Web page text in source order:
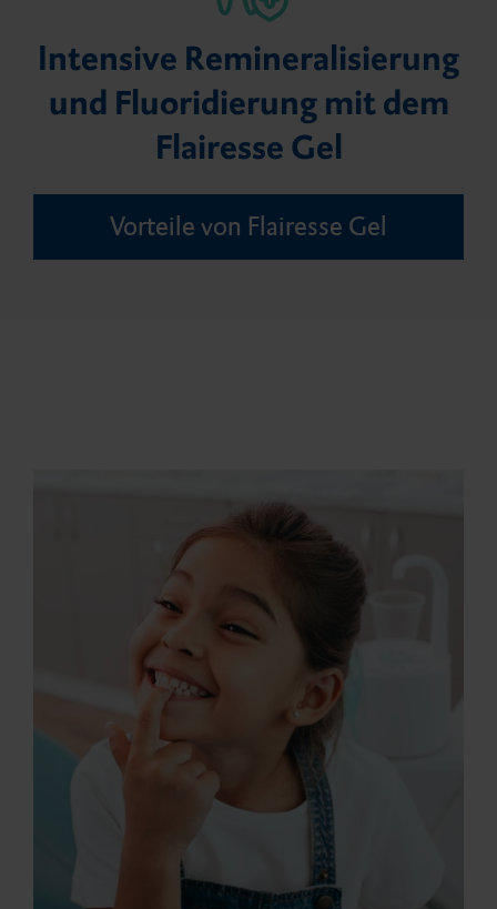
Haft­ver­mittler
Stumpf­aufbau & Wurzel­
stifte
Retraktions­mittel
DMG Tray Adhesive
MixStar eMotion
Intensive Remineralisierung
und Fluoridierung mit dem
Flairesse Gel
Vorteile von Flairesse Gel